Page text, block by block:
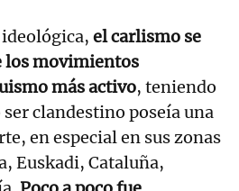
el carlismo se
los movimientos
más activo, teniendo
clandestino poseía una
en especial en sus zonas
Euskadi, Cataluña,